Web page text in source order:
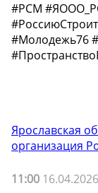
#РСМ
#Молодежь76
Ярославская
организация
11:00